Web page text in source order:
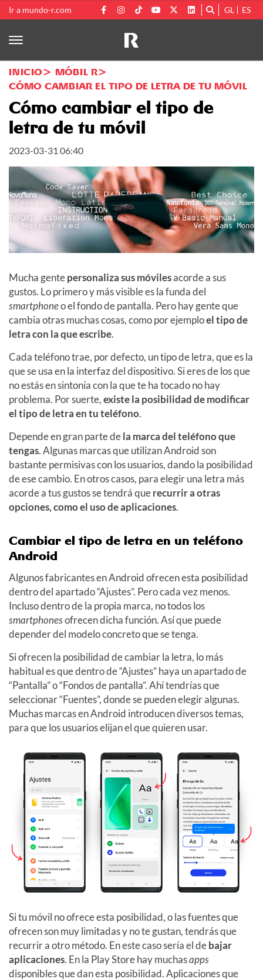
Ir a mundo-r.com GL ES
INICIO
MÓBIL R
CÓMO CAMBIAR EL TIPO DE LETRA DE TU MÓVIL
Cómo cambiar el tipo de
letra de tu móvil
2023-03-31 06:40
Mucha gentepersonaliza sus móvilesacorde a sus
gustos. Lo primero y más visible es la funda del
smartphoneo el fondo de pantalla. Pero hay gente que
cambia otras muchas cosas, como por ejemploel tipo de
letra con la que escribe.
Cada teléfono trae, por defecto, un tipo de letra, que es la
que se usa en la interfaz del dispositivo. Si eres de los que
no estás en sintonía con la que te ha tocado no hay
problema. Por suerte,existe la posibilidad de modificar
el tipo de letra en tu teléfono.
Depende en gran parte dela marca del teléfono que
tengas. Algunas marcas que utilizan Android son
bastante permisivas con los usuarios, dando la posibilidad
de ese cambio. En otros casos, para elegir una letra más
acorde a tus gustos se tendrá querecurrir a otras
opciones, como el uso de aplicaciones.
Cambiar el tipo de letra en un teléfono
Android
Algunos fabricantes en Android ofrecen esta posibilidad
dentro del apartado “Ajustes”. Pero cada vez menos.
Incluso dentro de la propia marca, no todos los
smartphonesofrecen dicha función. Así que puede
depender del modelo concreto que se tenga.
Si ofrecen la posibilidad de cambiar la letra, lo más
habitual es que dentro de “Ajustes” haya un apartado de
“Pantalla” o “Fondos de pantalla”. Ahí tendrías que
seleccionar “Fuentes”, donde se pueden elegir algunas.
Muchas marcas en Android introducen diversos temas,
para que los usuarios elijan el que quieren usar.
Si tu móvil no ofrece esta posibilidad, o las fuentes que
ofrecen son muy limitadas y no te gustan, tendrás que
recurrir a otro método. En este caso sería el debajar
aplicaciones. En la Play Store hay muchasapps
disponibles que dan esta posibilidad. Aplicaciones que